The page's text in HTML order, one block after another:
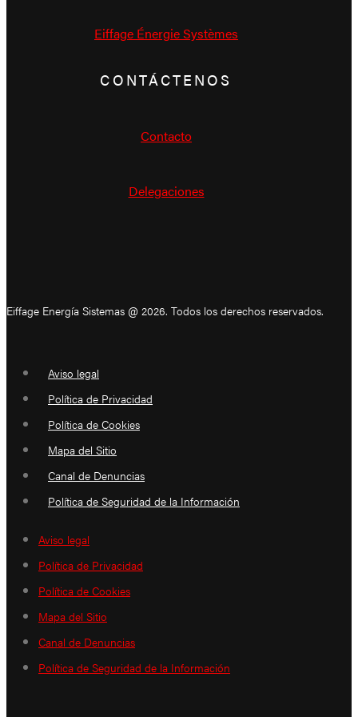
Eiffage Énergie Systèmes
CONTÁCTENOS
Contacto
Delegaciones
Eiffage Energía Sistemas @ 2026. Todos los derechos reservados.
Aviso legal
Política de Privacidad
Política de Cookies
Mapa del Sitio
Canal de Denuncias
Política de Seguridad de la Información
Aviso legal
Política de Privacidad
Política de Cookies
Mapa del Sitio
Canal de Denuncias
Política de Seguridad de la Información